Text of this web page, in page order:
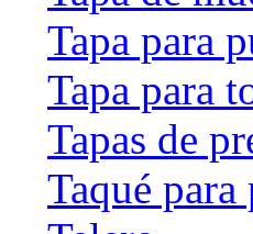
Tapa para
Tapa para
Tapas de
Taqué